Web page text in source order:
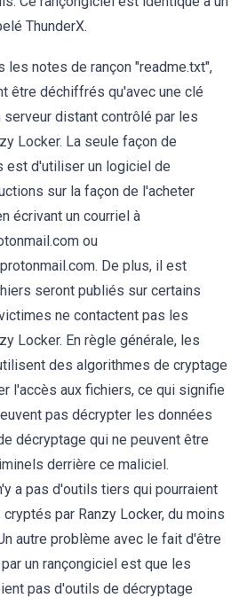
ThunderX.
les notes de rançon "readme.txt",
être déchiffrés qu'avec une clé
distant contrôlé par les
Locker. La seule façon de
est d'utiliser un logiciel de
sur la façon de l'acheter
écrivant un courriel à
ou
De plus, il est
seront publiés sur certains
ne contactent pas les
Locker. En règle générale, les
des algorithmes de cryptage
l'accès aux fichiers, ce qui signifie
pas décrypter les données
décryptage qui ne peuvent être
derrière ce maliciel.
a pas d'outils tiers qui pourraient
par Ranzy Locker, du moins
autre problème avec le fait d'être
un rançongiciel est que les
pas d'outils de décryptage